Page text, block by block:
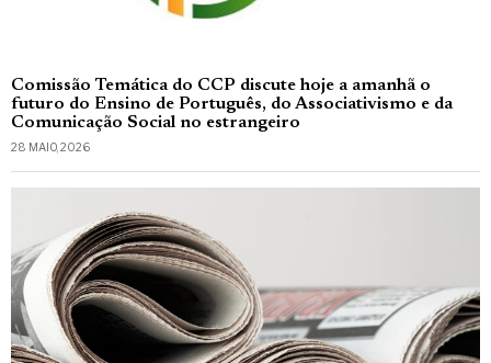
Comissão Temática do CCP discute hoje a amanhã o
futuro do Ensino de Português, do Associativismo e da
Comunicação Social no estrangeiro
28 MAIO, 2026